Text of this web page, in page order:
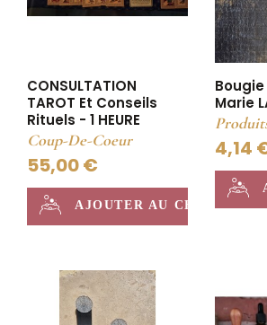
CONSULTATION
TAROT Et Conseils
Rituels - 1 HEURE
Coup-De-Coeur
55,00 €
AJOUTER AU CHAUDRON
Marie
4,14